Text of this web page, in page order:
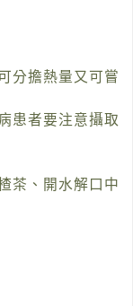
分擔熱量又可嘗
患者要注意攝取
茶、開水解口中